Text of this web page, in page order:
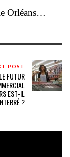
Orléans…
POST
FUTUR
EST-IL
?